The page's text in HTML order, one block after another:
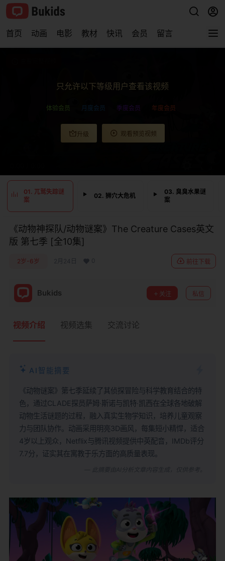
首页 动画 电影 教材 快讯 会员 留言
只允许以下等级用户查看该视频
体验会员 月度会员 季度会员 年度会员
升级 观看预览视频
01. 兀鹫失踪谜
案
02. 狮穴大危机
03. 臭臭水果谜
案
《动物神探队/动物谜案》The Creature Cases英文
版 第七季 [全10集]
2岁-6岁 2月24日 前往下载
Bukids 关注 私信
视频介绍 视频选集 交流讨论
AI智能摘要
《动物谜案》第七季延续了其侦探冒险与科学教育结合的特
色，通过CLADE探员萨姆·斯诺与凯特·凯西在全球各地破解
动物生活谜题的过程，融入真实生物学知识，培养儿童观察
力与团队协作。动画采用明亮3D画风，每集短小精悍，适合
4岁以上观众，Netflix与腾讯视频提供中英配音，IMDb评分
7.7分，证实其在寓教于乐方面的高质量表现。